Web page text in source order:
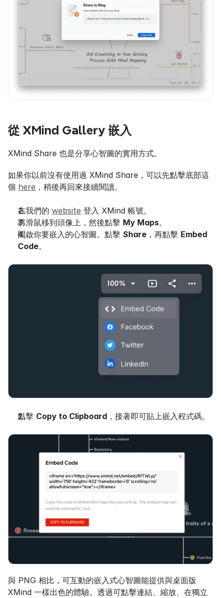
從 XMind Gallery 嵌入
XMind Share 也是分享心智圖的實用方式。
如果你以前沒有使用過 XMind Share，可以先點擊底部這
個 here ，稍後再回來接續閱讀。
在我們的 website 登入 XMind 帳號。
將滑鼠移到頭像上，然後點擊 My Maps。
開啟你要嵌入的心智圖。點擊 Share ，再點擊 Embed
Code。
點擊 Copy to Clipboard ，接著即可貼上嵌入程式碼。
與 PNG 相比，可互動的嵌入式心智圖能提供與桌面版
XMind 一樣出色的體驗。透過可點擊連結、縮放、在獨立